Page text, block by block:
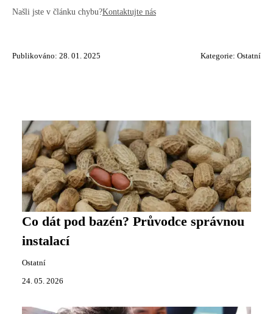
Našli jste v článku chybu?Kontaktujte nás
Publikováno: 28. 01. 2025 Kategorie: Ostatní
Co dát pod bazén? Průvodce správnou
instalací
Ostatní
24. 05. 2026